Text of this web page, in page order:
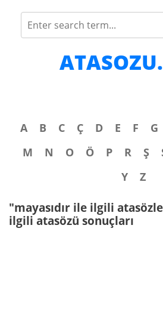
A B C Ç D E F G
M
N O Ö P R Ş
Y
Z
"mayasıdır ile ilgili
ilgili atasözü sonuçları